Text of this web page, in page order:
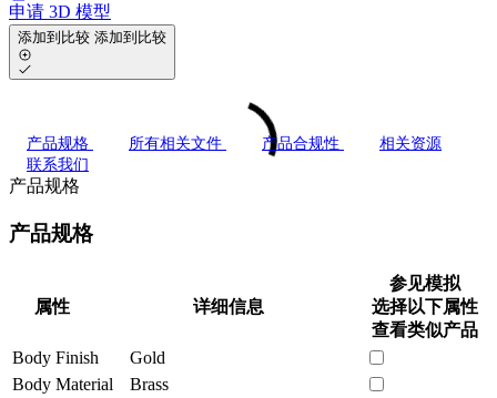
申请 3D 模型
添加到比较 添加到比较
产品规格 所有相关文件 产品合规性
相关资源
联系我们
产品规格
产品规格
属性 详细信息
参见模拟
选择以下属性
查看类似产品
Body Finish
Gold
Body Material
Brass